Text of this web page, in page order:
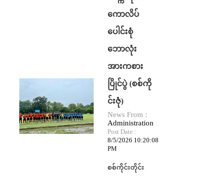
Click to Read
ကောလိပ်
ပေါင်းစုံ
ဘောလုံး
အားကစား
ပြိုင်ပွဲ (စစ်ကို
င်းဇုံ)
News From :
Administration
Post Date :
8/5/2026 10:20:08
PM
စစ်ကိုင်းတိုင်း